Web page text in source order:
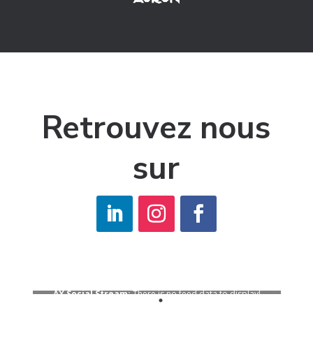
Retrouvez nous
sur
AX Social Stream:There is no feed data to display!